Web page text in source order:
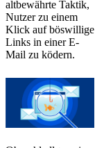
altbewährte Taktik,
Nutzer zu einem
Klick auf böswillige
Links in einer E-
Mail zu ködern.